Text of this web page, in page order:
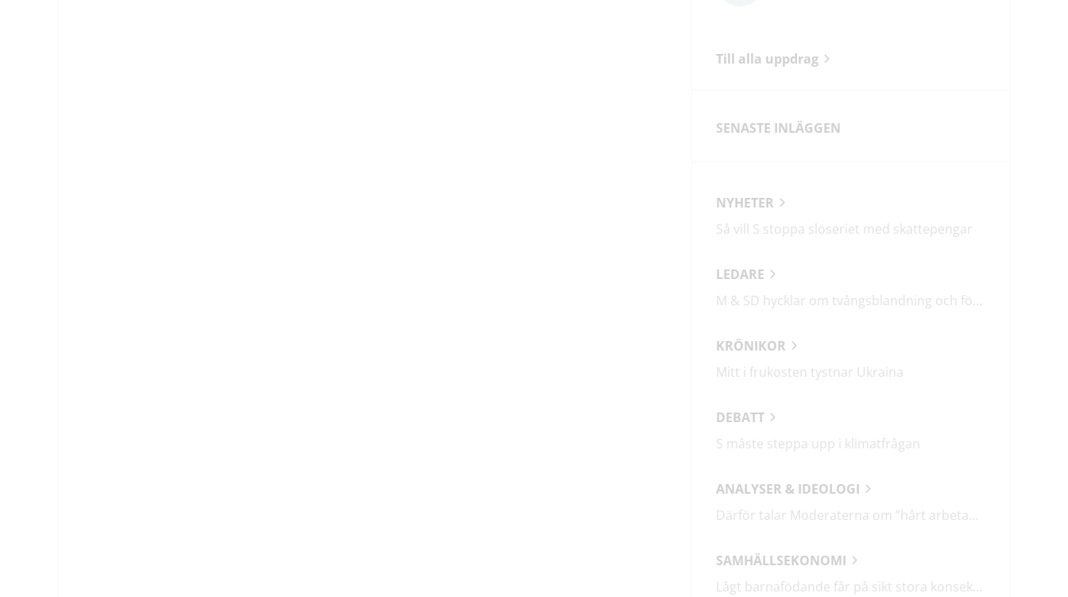
Till alla uppdrag
SENASTE INLÄGGEN
NYHETER
Så vill S stoppa slöseriet med skattepengar
LEDARE
M & SD hycklar om tvångsblandning och förvärrar segregationen
KRÖNIKOR
Mitt i frukosten tystnar Ukraina
DEBATT
S måste steppa upp i klimatfrågan
ANALYSER & IDEOLOGI
Därför talar Moderaterna om ”hårt arbetande människor”
SAMHÄLLSEKONOMI
Lågt barnafödande får på sikt stora konsekvenser